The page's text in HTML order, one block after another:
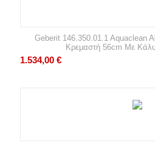
Geberit 146.350.01.1 Aquaclean
Κρεμαστή 56cm Με
1.534,00 €